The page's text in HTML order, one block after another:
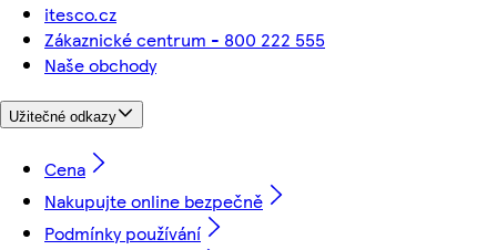
itesco.cz
Zákaznické centrum - 800 222 555
Naše obchody
Užitečné odkazy
Cena
Nakupujte online bezpečně
Podmínky používání